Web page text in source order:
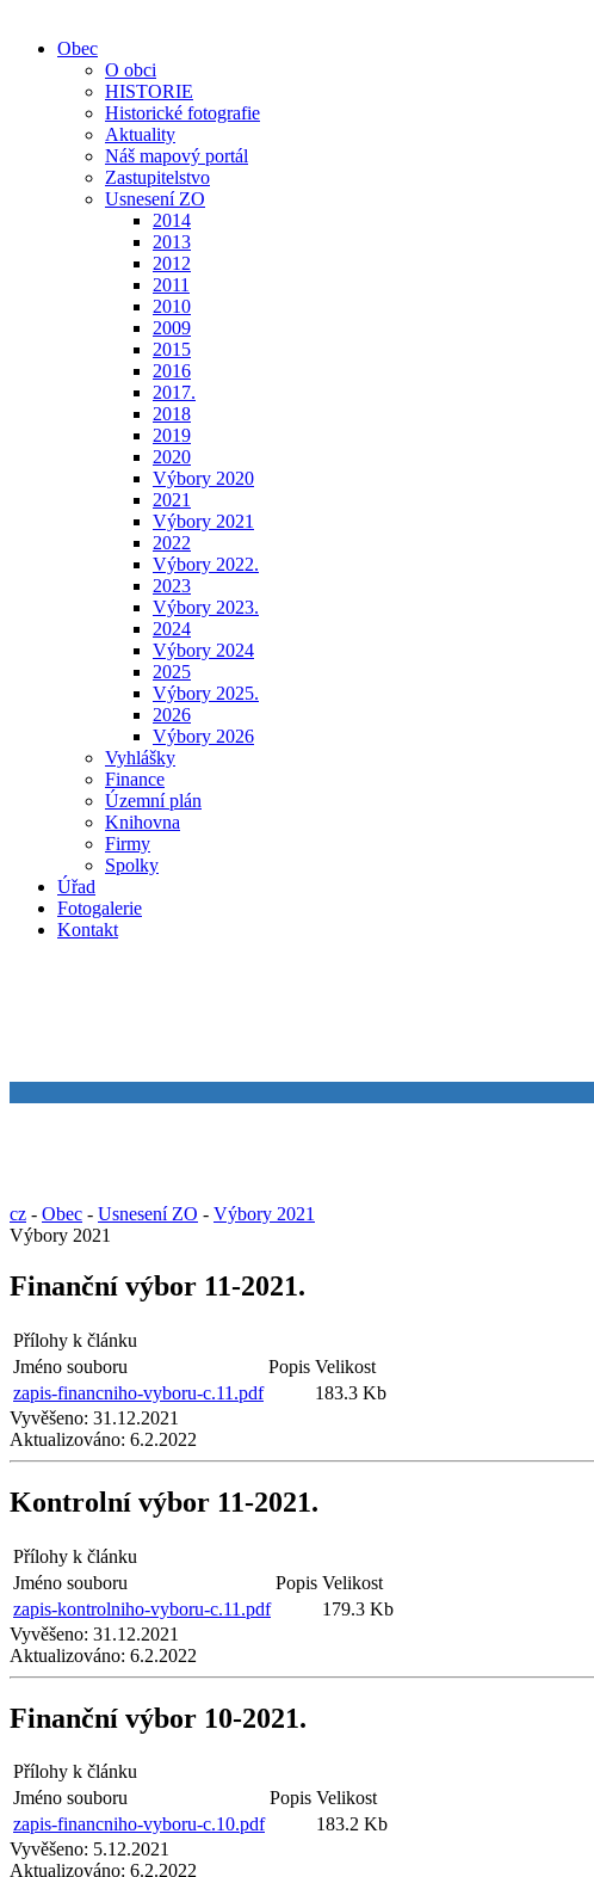
Obec
O obci
HISTORIE
Historické fotografie
Aktuality
Náš mapový portál
Zastupitelstvo
Usnesení ZO
2014
2013
2012
2011
2010
2009
2015
2016
2017.
2018
2019
2020
Výbory 2020
2021
Výbory 2021
2022
Výbory 2022.
2023
Výbory 2023.
2024
Výbory 2024
2025
Výbory 2025.
2026
Výbory 2026
Vyhlášky
Finance
Územní plán
Knihovna
Firmy
Spolky
Úřad
Fotogalerie
Kontakt
cz - Obec - Usnesení ZO - Výbory 2021
Výbory 2021
Finanční výbor 11-2021.
Přílohy k článku
Jméno souboru
Popis Velikost
zapis-financniho-vyboru-c.11.pdf
183.3 Kb
Vyvěšeno: 31.12.2021
Aktualizováno: 6.2.2022
Kontrolní výbor 11-2021.
Přílohy k článku
Jméno souboru
Popis Velikost
zapis-kontrolniho-vyboru-c.11.pdf
179.3 Kb
Vyvěšeno: 31.12.2021
Aktualizováno: 6.2.2022
Finanční výbor 10-2021.
Přílohy k článku
Jméno souboru
Popis Velikost
zapis-financniho-vyboru-c.10.pdf
183.2 Kb
Vyvěšeno: 5.12.2021
Aktualizováno: 6.2.2022